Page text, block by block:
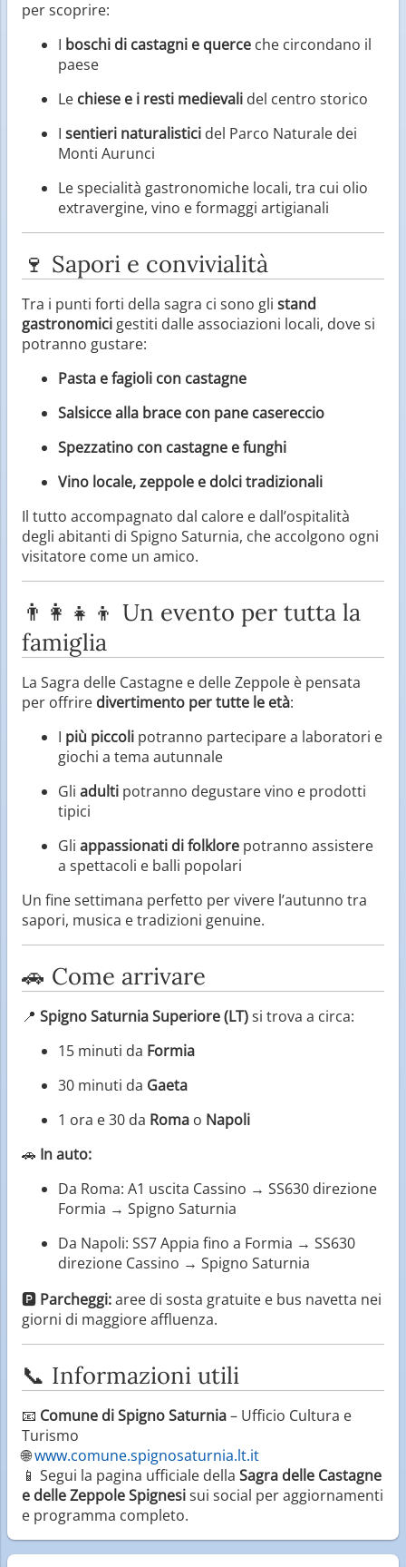
per scoprire:
I boschi di castagni e querce che circondano il
paese
Le chiese e i resti medievali del centro storico
I sentieri naturalistici del Parco Naturale dei
Monti Aurunci
Le specialità gastronomiche locali, tra cui olio
extravergine, vino e formaggi artigianali
🍷 Sapori e convivialità
Tra i punti forti della sagra ci sono gli stand
gastronomici gestiti dalle associazioni locali, dove si
potranno gustare:
Pasta e fagioli con castagne
Salsicce alla brace con pane casereccio
Spezzatino con castagne e funghi
Vino locale, zeppole e dolci tradizionali
Il tutto accompagnato dal calore e dall’ospitalità
degli abitanti di Spigno Saturnia, che accolgono ogni
visitatore come un amico.
👨‍👩‍👧‍👦 Un evento per tutta la
famiglia
La Sagra delle Castagne e delle Zeppole è pensata
per offrire divertimento per tutte le età:
I più piccoli potranno partecipare a laboratori e
giochi a tema autunnale
Gli adulti potranno degustare vino e prodotti
tipici
Gli appassionati di folklore potranno assistere
a spettacoli e balli popolari
Un fine settimana perfetto per vivere l’autunno tra
sapori, musica e tradizioni genuine.
🚗 Come arrivare
📍 Spigno Saturnia Superiore (LT)si trova a circa:
15 minuti da Formia
30 minuti da Gaeta
1 ora e 30 da Roma o Napoli
🚗 In auto:
Da Roma: A1 uscita Cassino → SS630 direzione
Formia → Spigno Saturnia
Da Napoli: SS7 Appia fino a Formia → SS630
direzione Cassino → Spigno Saturnia
🅿️ Parcheggi:aree di sosta gratuite e bus navetta nei
giorni di maggiore affluenza.
📞 Informazioni utili
📧 Comune di Spigno Saturnia– Ufficio Cultura e
Turismo
🌐www.comune.spignosaturnia.lt.it
📱 Segui la pagina ufficiale della Sagra delle Castagne
e delle Zeppole Spignesisui social per aggiornamenti
e programma completo.